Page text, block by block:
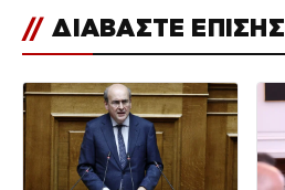
// ΔΙΑΒΑΣΤΕ ΕΠΙΣΗΣ